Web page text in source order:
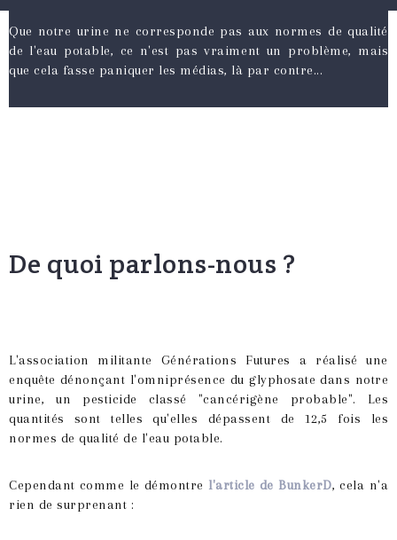
Que notre urine ne corresponde pas aux normes de qualité
de l'eau potable, ce n'est pas vraiment un problème, mais
que cela fasse paniquer les médias, là par contre...
De quoi parlons-nous ?
L'association militante Générations Futures a réalisé une
enquête dénonçant l'omniprésence du glyphosate dans notre
urine, un pesticide classé "cancérigène probable". Les
quantités sont telles qu'elles dépassent de 12,5 fois les
normes de qualité de l'eau potable.
Cependant comme le démontre l'article de BunkerD, cela n'a
rien de surprenant :